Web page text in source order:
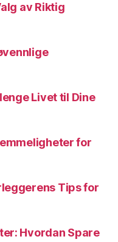
av Riktig
Livet til Dine
for
Tips for
Hvordan Spare